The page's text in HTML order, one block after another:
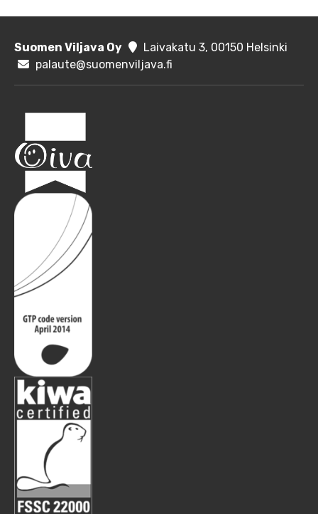
Suomen Viljava Oy
Laivakatu 3, 00150 Helsinki
palaute@suomenviljava.fi